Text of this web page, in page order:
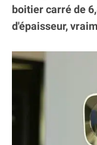
boitier carré de
d'épaisseur,